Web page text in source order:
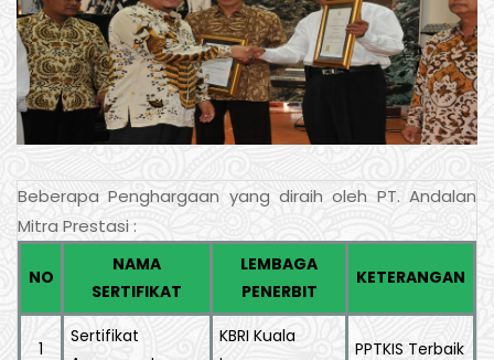
Beberapa Penghargaan yang diraih oleh PT. Andalan
Mitra Prestasi :
NO
NAMA
SERTIFIKAT
LEMBAGA
PENERBIT
KETERANGAN
1
Sertifikat
KBRI Kuala
PPTKIS Terbaik